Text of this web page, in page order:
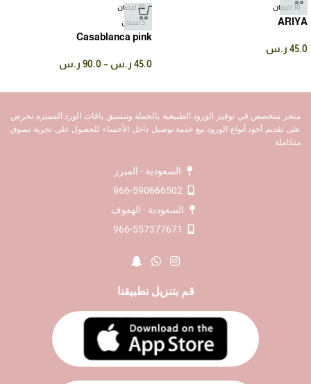
10 اغصان
ARIYA
45.0 ر.س
10 اغصان
5 اغصان
Casablanca pink
45.0 ر.س –
90.0 ر.س
متجر متخصص في توفير الورود الطبيعية بالجملة وتنسيق باقات الورد المميزه نحرص
على تقديم أجود أنواع الورود مع خدمة توصيل داخل الأحساء للحصول على تجربة تسوق
متكاملة
السعودية - المبرز
966-590666502
السعودية - الهفوف
966-557377671
قم بتنزيل تطبيقنا